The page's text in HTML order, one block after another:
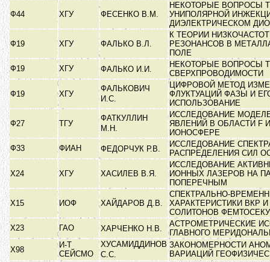
Ф44 ХГУ ФЕСЕНКО В.М.
НЕКОТОРЫЕ ВОПРОСЫ
УНИПОЛЯРНОЙ
ДИЭЛЕКТРИЧЕСКОМ
Ф19 ХГУ ФАЛЬКО В.Л.
К ТЕОРИИ
РЕЗОНАНСОВ В
ПОЛЕ
Ф19
ХГУ ФАЛЬКО И.И.
НЕКОТОРЫЕ ВОПРОСЫ
СВЕРХПРОВОДИМОСТИ
Ф19 ХГУ
ФАЛЬКОВИЧ
И.С.
ЦИФРОВОЙ МЕТОД
ФЛУКТУАЦИЙ ФАЗЫ И
ИСПОЛЬЗОВАНИЕ
Ф27 ТГУ
ФАТКУЛЛИН
М.Н.
ИССЛЕДОВАНИЕ
ЯВЛЕНИЙ В ОБЛАСТИ F
ИОНОСФЕРЕ
Ф33
ФИАН ФЕДОРЧУК Р.В.
ИССЛЕДОВАНИЕ
РАСПРЕДЕЛЕНИЯ СИЛ
Х24 ХГУ ХАСИЛЕВ В.Я.
ИССЛЕДОВАНИЕ
ИОННЫХ ЛАЗЕРОВ НА
ПОПЕРЕЧНЫМ
Х15 ИОФ ХАЙДАРОВ Д.В.
СПЕКТРАЛЬНО-
ХАРАКТЕРИСТИКИ ВКР
СОЛИТОНОВ
Х23
ГАО ХАРЧЕНКО Н.В.
АСТРОМЕТРИЧЕСКИЕ
ГЛАВНОГО
Х98
И-Т
СЕЙСМО
ХУСАМИДДИНОВ
С.С.
ЗАКОНОМЕРНОСТИ
ВАРИАЦИЙ